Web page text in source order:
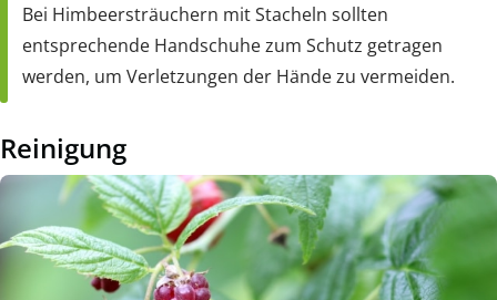
Bei Himbeersträuchern mit Stacheln sollten
entsprechende Handschuhe zum Schutz getragen
werden, um Verletzungen der Hände zu vermeiden.
Reinigung